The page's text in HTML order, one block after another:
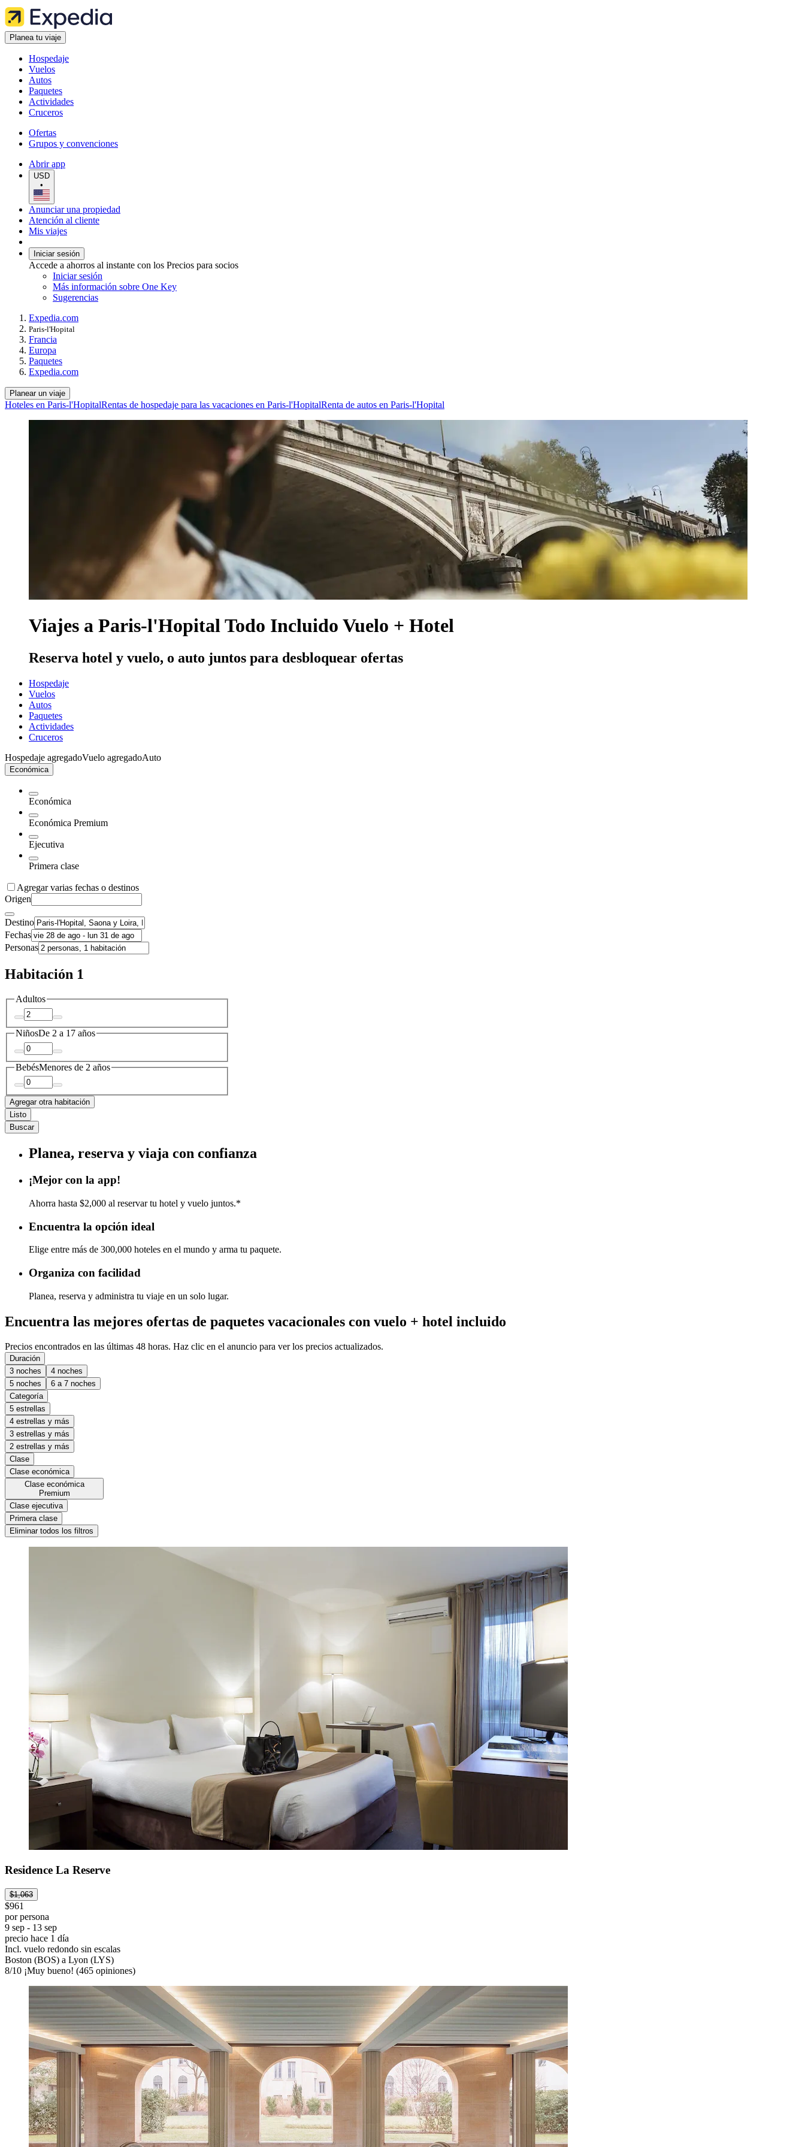
Planea tu viaje
Hospedaje
Vuelos
Autos
Paquetes
Actividades
Cruceros
Ofertas
Grupos y convenciones
Abrir app
USD
•
Anunciar una propiedad
Atención al cliente
Mis viajes
Iniciar sesión
Accede a ahorros al instante con los Precios para socios
Iniciar sesión
Más información sobre One Key
Sugerencias
Expedia.com
Paris-l'Hopital
Francia
Europa
Paquetes
Expedia.com
Planear un viaje
Hoteles en Paris-l'HopitalRentas de hospedaje para las vacaciones en Paris-l'HopitalRenta de autos en Paris-l'Hopital
Viajes a Paris-l'Hopital Todo Incluido Vuelo + Hotel
Reserva hotel y vuelo, o auto juntos para desbloquear ofertas
Hospedaje
Vuelos
Autos
Paquetes
Actividades
Cruceros
Hospedaje agregadoVuelo agregadoAuto
Económica
Económica
Económica Premium
Ejecutiva
Primera clase
Agregar varias fechas o destinos
Origen
Destino
Fechas
Personas
Habitación 1
Adultos
NiñosDe 2 a 17 años
BebésMenores de 2 años
Agregar otra habitación
Listo
Buscar
Planea, reserva y viaja con confianza
¡Mejor con la app!
Ahorra hasta $2,000 al reservar tu hotel y vuelo juntos.*
Encuentra la opción ideal
Elige entre más de 300,000 hoteles en el mundo y arma tu paquete.
Organiza con facilidad
Planea, reserva y administra tu viaje en un solo lugar.
Encuentra las mejores ofertas de paquetes vacacionales con vuelo + hotel incluido
Precios encontrados en las últimas 48 horas. Haz clic en el anuncio para ver los precios actualizados.
Duración
3 noches
4 noches
5 noches
6 a 7 noches
Categoría
5 estrellas
4 estrellas y más
3 estrellas y más
2 estrellas y más
Clase
Clase económica
Clase económica
Premium
Clase ejecutiva
Primera clase
Eliminar todos los filtros
Residence La Reserve
$1,063
$961
por persona
9 sep - 13 sep
precio hace 1 día
Incl. vuelo redondo sin escalas
Boston (BOS) a Lyon (LYS)
8/10 ¡Muy bueno! (465 opiniones)